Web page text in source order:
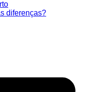
diferenças?